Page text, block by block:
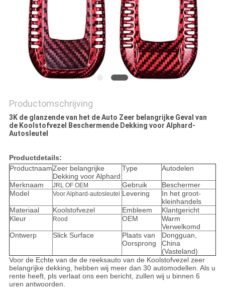
Productomschrijving
3K de glanzende van het de Auto Zeer belangrijke Geval van
de Koolstofvezel Beschermende Dekking voor Alphard-
Autosleutel
Productdetails:
ProductnaamZeer belangrijke
Dekking voor Alphard
Type Autodelen
Merknaam JRL OF OEM Gebruik
Beschermer
Model
Voor Alphard-autosleutel Levering
In het groot-
kleinhandels
Materiaal
Koolstofvezel Embleem
Klantgericht
Kleur
Rood OEM
Warm
Verwelkomd
Ontwerp
Slick Surface
Plaats van
Oorsprong
Dongguan,
China
(Vasteland)
Voor de Echte van de de reeksauto van de Koolstofvezel zeer
belangrijke dekking, hebben wij meer dan 30 automodellen. Als u
rente heeft, pls verlaat ons een bericht, zullen wij u binnen 6
uren antwoorden.